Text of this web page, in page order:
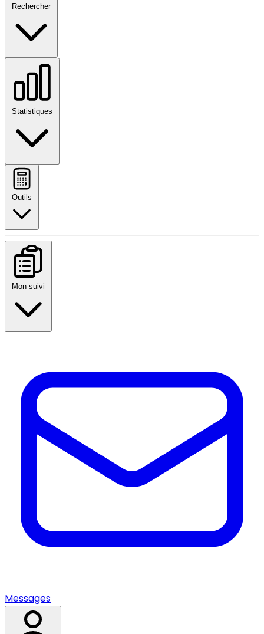
Rechercher
Statistiques
Outils
Mon suivi
Messages